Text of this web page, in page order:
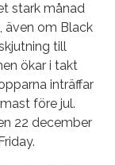
stark månad
även om Black
till
ökar i takt
inträffar
före jul.
22 december